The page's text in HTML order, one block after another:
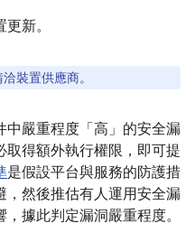
新。
裝置供應商。
中嚴重程度「高」的安全漏
得額外執行權限，即可提
是假設平台與服務的防護措
，然後推估有人運用安全漏
據此判定漏洞嚴重程度。